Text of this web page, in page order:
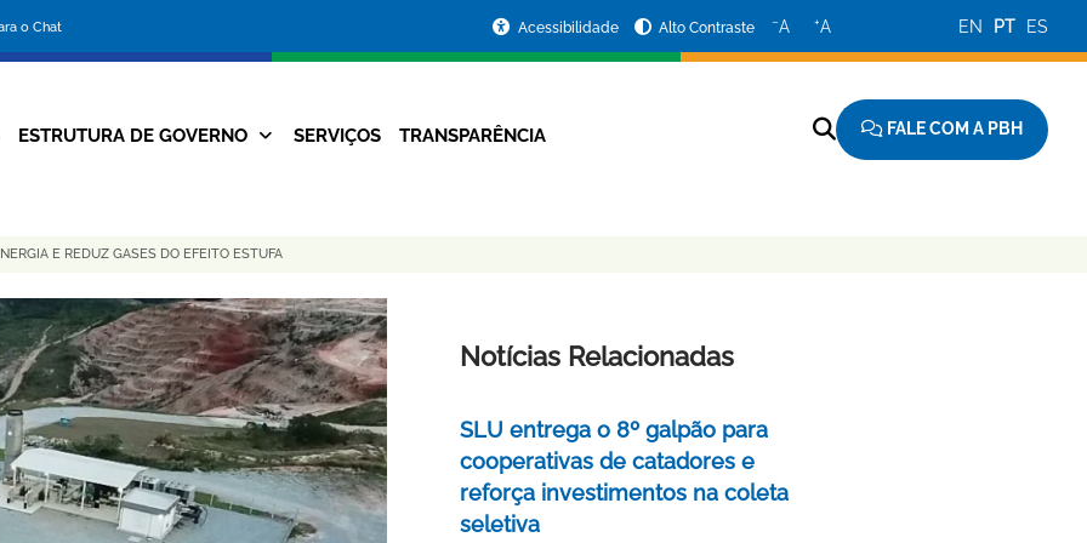
o Chat
da
Prefeitura
Acessibilidade Alto Contraste −A +A EN PT ES
Navegação
ESTRUTURA DE GOVERNO SERVIÇOS TRANSPARÊNCIA FALE COM A PBH
E REDUZ GASES DO EFEITO ESTUFA
Notícias Relacionadas
SLU entrega o 8º galpão para
cooperativas de catadores e
reforça investimentos na coleta
seletiva